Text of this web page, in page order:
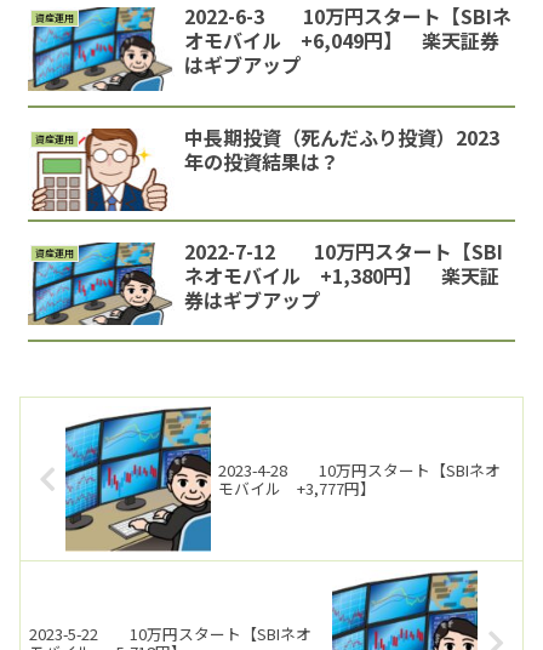
資産運用
2022-6-3 10万円スタート【SBIネ
オモバイル +6,049円】 楽天証券
はギブアップ
資産運用
中長期投資（死んだふり投資）2023
年の投資結果は？
資産運用
2022-7-12 10万円スタート【SBI
ネオモバイル +1,380円】 楽天証
券はギブアップ
2023-4-28 10万円スタート【SBIネオ
モバイル +3,777円】
2023-5-22 10万円スタート【SBIネオ